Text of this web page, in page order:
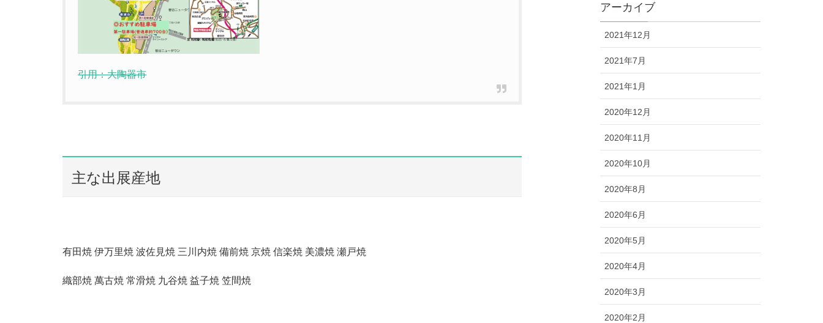
引用：大陶器市
主な出展産地
有田焼 伊万里焼 波佐見焼 三川内焼 備前焼 京焼 信楽焼 美濃焼 瀬戸焼
織部焼 萬古焼 常滑焼 九谷焼 益子焼 笠間焼
アーカイブ
2021年12月
2021年7月
2021年1月
2020年12月
2020年11月
2020年10月
2020年8月
2020年6月
2020年5月
2020年4月
2020年3月
2020年2月